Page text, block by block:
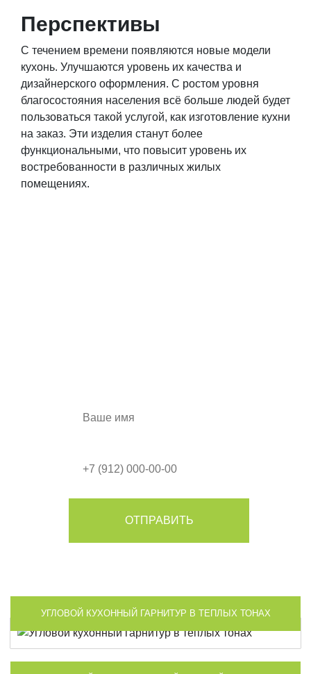
Перспективы
С течением времени появляются новые модели
кухонь. Улучшаются уровень их качества и
дизайнерского оформления. С ростом уровня
благосостояния населения всё больше людей будет
пользоваться такой услугой, как изготовление кухни
на заказ. Эти изделия станут более
функциональными, что повысит уровень их
востребованности в различных жилых
помещениях.
ОТПРАВИТЬ
УГЛОВОЙ КУХОННЫЙ ГАРНИТУР В ТЕПЛЫХ ТОНАХ